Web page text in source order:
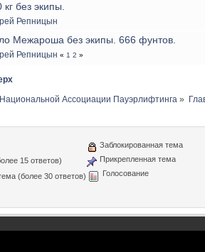
без экипы.
Репницын
Межароша без экипы. 666 фунтов.
Репницын « 1 2 »
Ассоциации Пауэрлифтинга »
15 ответов)
(более 30 ответов)
Заблокированная тема
Прикрепленная тема
Голосование